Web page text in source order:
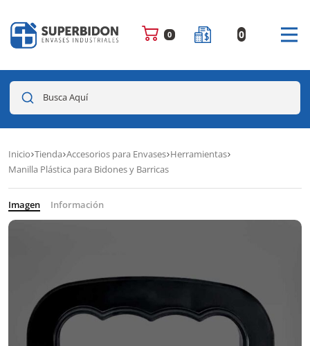
0 0
Busca Aquí
Inicio Tienda Accesorios para Envases Herramientas
Manilla Plástica para Bidones y Barricas
Imagen Información